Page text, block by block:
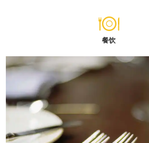
餐饮